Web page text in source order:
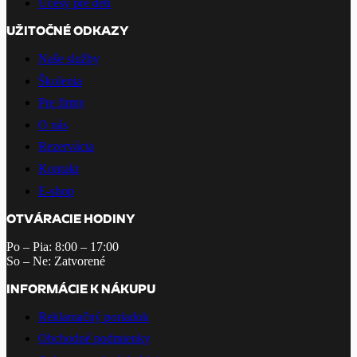
Účesy pre deti
UŽITOČNÉ ODKAZY
Naše služby
Školenia
Pre firmy
O nás
Rezervácia
Kontakt
E-shop
OTVÁRACIE HODINY
Po – Pia: 8:00 – 17:00
So – Ne: Zatvorené
INFORMÁCIE K NÁKUPU
Reklamačný poriadok
Obchodné podmienky